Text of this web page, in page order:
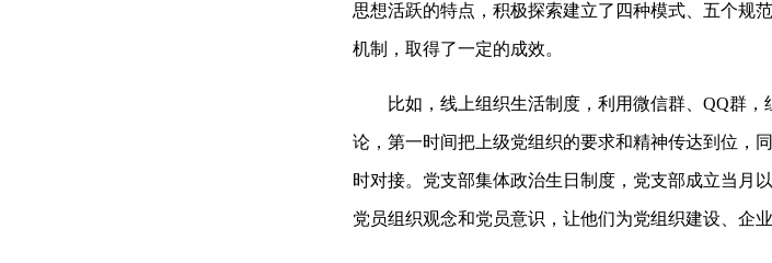
思想活跃的特点，积极探索建立了四种模式、五个规
机制，取得了一定的成效。
比如，线上组织生活制度，利用微信群、QQ群，
论，第一时间把上级党组织的要求和精神传达到位，
时对接。党支部集体政治生日制度，党支部成立当月
党员组织观念和党员意识，让他们为党组织建设、企业